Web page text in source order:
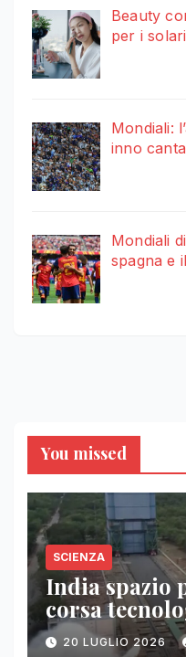
Beauty
per i solari
Mondiali:
inno
Mondiali
spagna e
You missed
SCIENZA
India spazio
corsa
20 LUGLIO 2026